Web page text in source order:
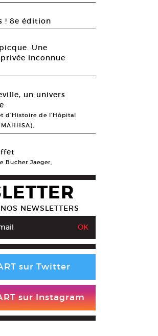
! 8e édition
Une
inconnue
un univers
d’Histoire de l’Hôpital
Bucher Jaeger,
NEWSLETTERS
sur Twitter
sur Instagram